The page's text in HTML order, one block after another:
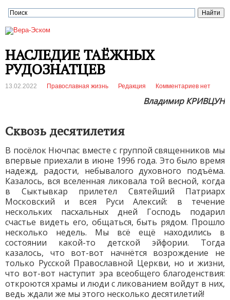
НАСЛЕДИЕ ТАЁЖНЫХ
РУДОЗНАТЦЕВ
13.02.2022 Православная жизнь Редакция Комментариев нет
Владимир КРИВЦУН
Сквозь десятилетия
В посёлок Нючпас вместе с группой священников мы
впервые приехали в июне 1996 года. Это было время
надежд, радости, небывалого духовного подъёма.
Казалось, вся вселенная ликовала той весной, когда
в Сыктывкар прилетел Святейший Патриарх
Московский и всея Руси Алексий: в течение
нескольких пасхальных дней Господь подарил
счастье видеть его, общаться, быть рядом. Прошло
несколько недель. Мы всё ещё находились в
состоянии какой-то детской эйфории. Тогда
казалось, что вот-вот начнётся возрождение не
только Русской Православной Церкви, но и жизни,
что вот-вот наступит эра всеобщего благоденствия:
откроются храмы и люди с ликованием войдут в них,
ведь ждали же мы этого несколько десятилетий!